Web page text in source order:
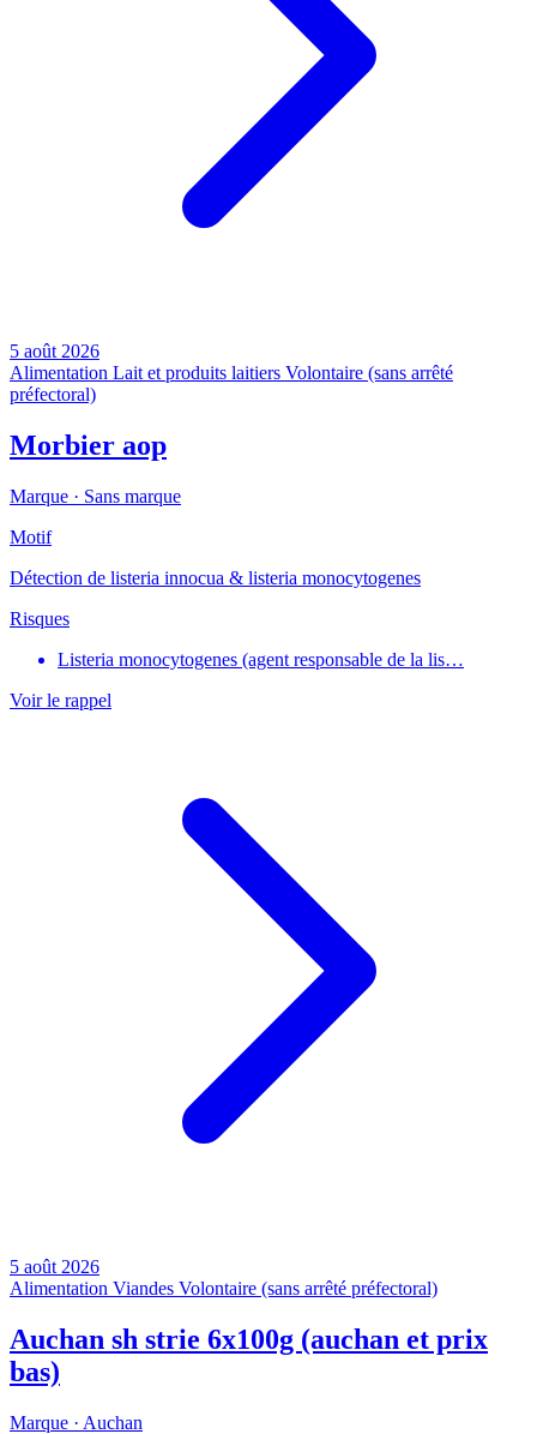
5 août 2026
Alimentation Lait et produits laitiers Volontaire (sans arrêté
préfectoral)
Morbier aop
Marque · Sans marque
Motif
Détection de listeria innocua & listeria monocytogenes
Risques
Listeria monocytogenes (agent responsable de la lis…
Voir le rappel
5 août 2026
Alimentation Viandes Volontaire (sans arrêté préfectoral)
Auchan sh strie 6x100g (auchan et prix
bas)
Marque · Auchan